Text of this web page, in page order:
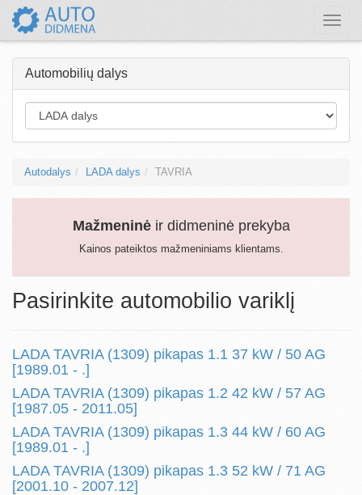
Toggle
Automobilių dalys
Autodalys LADA dalys TAVRIA
Mažmeninėir didmeninė prekyba
Kainos pateiktos mažmeniniams klientams.
Pasirinkite automobilio variklį
LADA TAVRIA (1309) pikapas 1.1 37 kW / 50 AG
[1989.01 - .]
LADA TAVRIA (1309) pikapas 1.2 42 kW / 57 AG
[1987.05 - 2011.05]
LADA TAVRIA (1309) pikapas 1.3 44 kW / 60 AG
[1989.01 - .]
LADA TAVRIA (1309) pikapas 1.3 52 kW / 71 AG
[2001.10 - 2007.12]